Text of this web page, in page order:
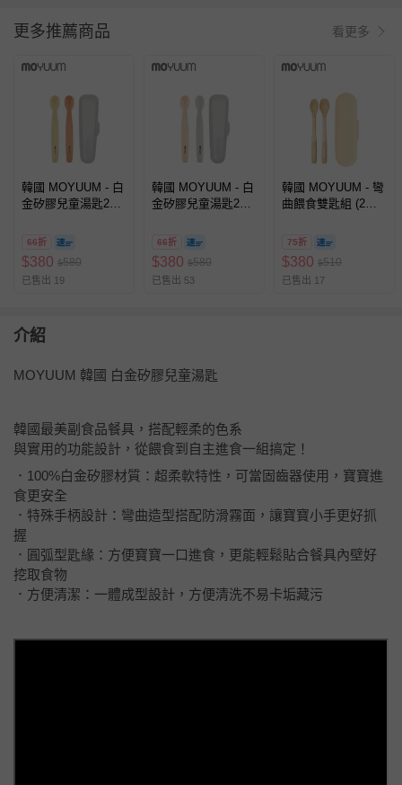
更多推薦商品 看更多
韓國 MOYUUM - 白
金矽膠兒童湯匙2入
沙紅色
66折
$380 $580
已售出 19
韓國 MOYUUM - 白
金矽膠兒童湯匙2入
+灰色
66折
$380 $580
已售出 53
韓國 MOYUUM - 彎
曲餵食雙匙組 (2入/
75折
$380 $510
已售出 17
介紹
MOYUUM 韓國 白金矽膠兒童湯匙
韓國最美副食品餐具，搭配輕柔的色系
與實用的功能設計，從餵食到自主進食一組搞定！
．100%白金矽膠材質：超柔軟特性，可當固齒器使用，寶寶進
食更安全
．特殊手柄設計：彎曲造型搭配防滑霧面，讓寶寶小手更好抓
握
．圓弧型匙緣：方便寶寶一口進食，更能輕鬆貼合餐具內壁好
挖取食物
．方便清潔：一體成型設計，方便清洗不易卡垢藏污